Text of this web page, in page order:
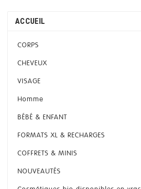
ACCUEIL
CORPS
CHEVEUX
VISAGE
Homme
BÉBÉ & ENFANT
FORMATS XL & RECHARGES
COFFRETS & MINIS
NOUVEAUTÉS